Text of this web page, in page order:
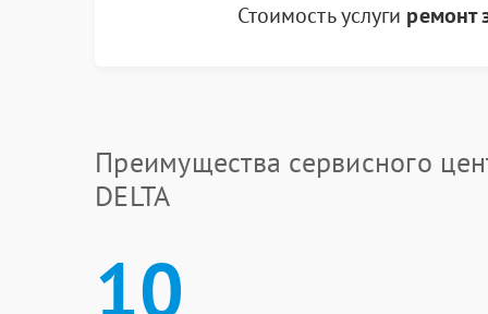
Стоимость услуги ремонт
Преимущества сервисного
DELTA
10